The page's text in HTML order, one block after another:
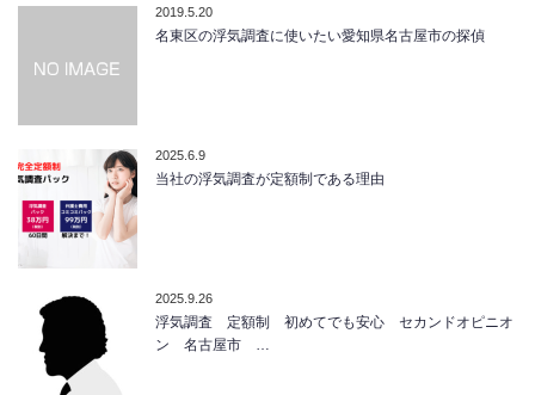
2019.5.20
名東区の浮気調査に使いたい愛知県名古屋市の探偵
2025.6.9
当社の浮気調査が定額制である理由
2025.9.26
浮気調査 定額制 初めてでも安心 セカンドオピニオ
ン 名古屋市 …